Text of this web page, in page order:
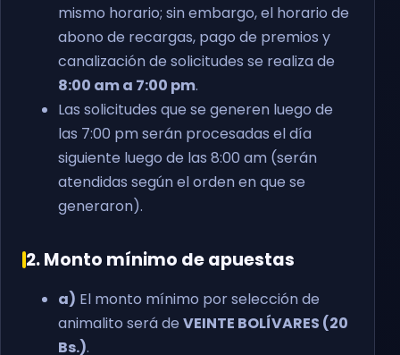
mismo horario; sin embargo, el horario de
abono de recargas, pago de premios y
canalización de solicitudes se realiza de
8:00 am a 7:00 pm.
Las solicitudes que se generen luego de
las 7:00 pm serán procesadas el día
siguiente luego de las 8:00 am (serán
atendidas según el orden en que se
generaron).
2. Monto mínimo de apuestas
a) El monto mínimo por selección de
animalito será de VEINTE BOLÍVARES (20
Bs.).